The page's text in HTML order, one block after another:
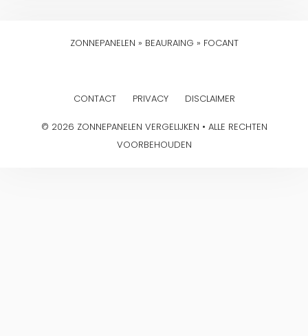
ZONNEPANELEN » BEAURAING » FOCANT
CONTACT PRIVACY DISCLAIMER
© 2026 ZONNEPANELEN VERGELIJKEN • ALLE RECHTEN
VOORBEHOUDEN